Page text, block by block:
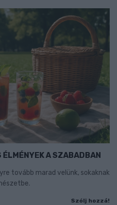
ÉLMÉNYEK A SZABADBAN
tovább marad velünk, sokaknak
Szólj hozzá!